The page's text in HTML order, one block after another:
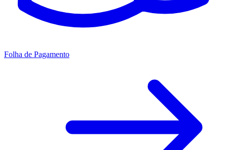
Folha de Pagamento